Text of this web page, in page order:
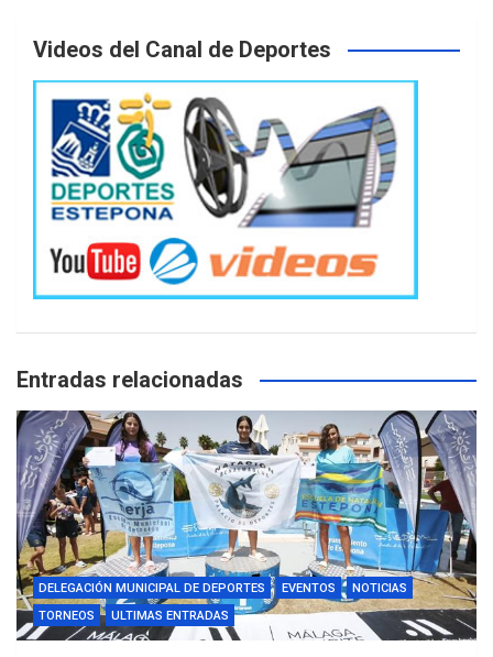
Videos del Canal de Deportes
Entradas relacionadas
DELEGACIÓN MUNICIPAL DE DEPORTES EVENTOS
NOTICIAS
TORNEOS
ULTIMAS ENTRADAS